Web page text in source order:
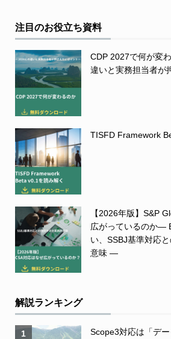
注目のお役立ち資料
CDP 2027で何が
違いと実務担当者
TISFD Framework
【2026年版】S&P
広がっているのか―
い、SSBJ基準対応
意味 ―
解説ランキング
1
Scope3対応は「デ